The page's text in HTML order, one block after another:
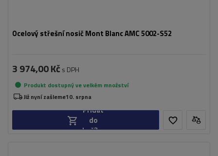
Ocelový střešní nosič Mont Blanc AMC 5002-S52
3 974,00 Kč s DPH
Produkt dostupný ve velkém množství
Již nyní zašleme10. srpna
Přidat
do
košíku